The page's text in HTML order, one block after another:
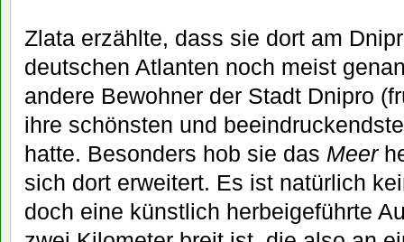
Zlata erzählte, dass sie dort am
deutschen Atlanten noch meist
andere Bewohner der Stadt Dnipro
ihre schönsten und
hatte. Besonders hob sie das Meer
sich dort erweitert. Es ist natürlich
doch eine künstlich herbeigeführte